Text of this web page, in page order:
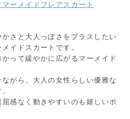
ーメイドフレアスカート
さと大人っぽさをプラスしたい
イドスカートです。
って緩やかに広がるマーメイド
がら、大人の女性らしい優雅な
感なく動きやすいのも嬉しいポ